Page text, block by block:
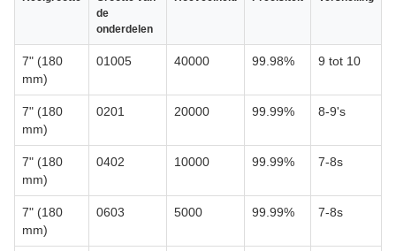
de
onderdelen
7" (180
mm)
01005 40000 99.98% 9 tot 10
7" (180
mm)
0201 20000 99.99% 8-9's
7" (180
mm)
0402 10000 99.99% 7-8s
7" (180
mm)
0603 5000 99.99% 7-8s